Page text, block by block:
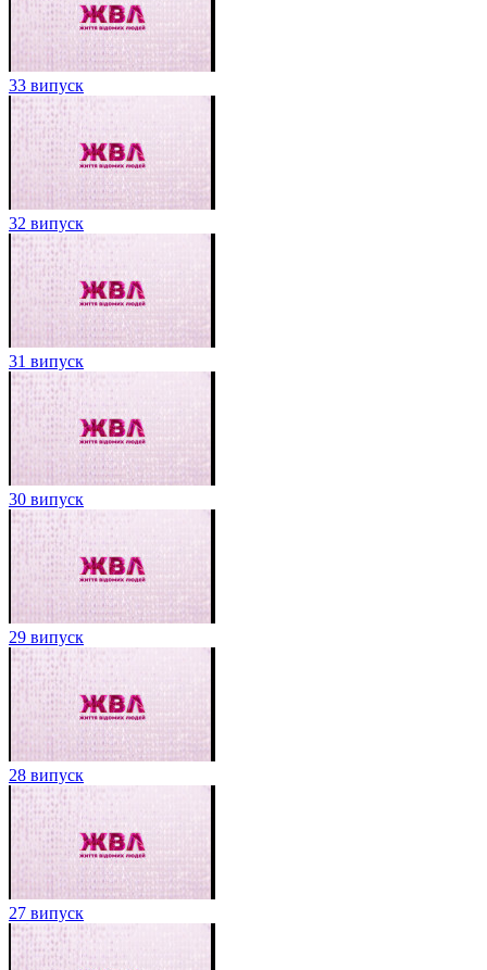
33 випуск
32 випуск
31 випуск
30 випуск
29 випуск
28 випуск
27 випуск